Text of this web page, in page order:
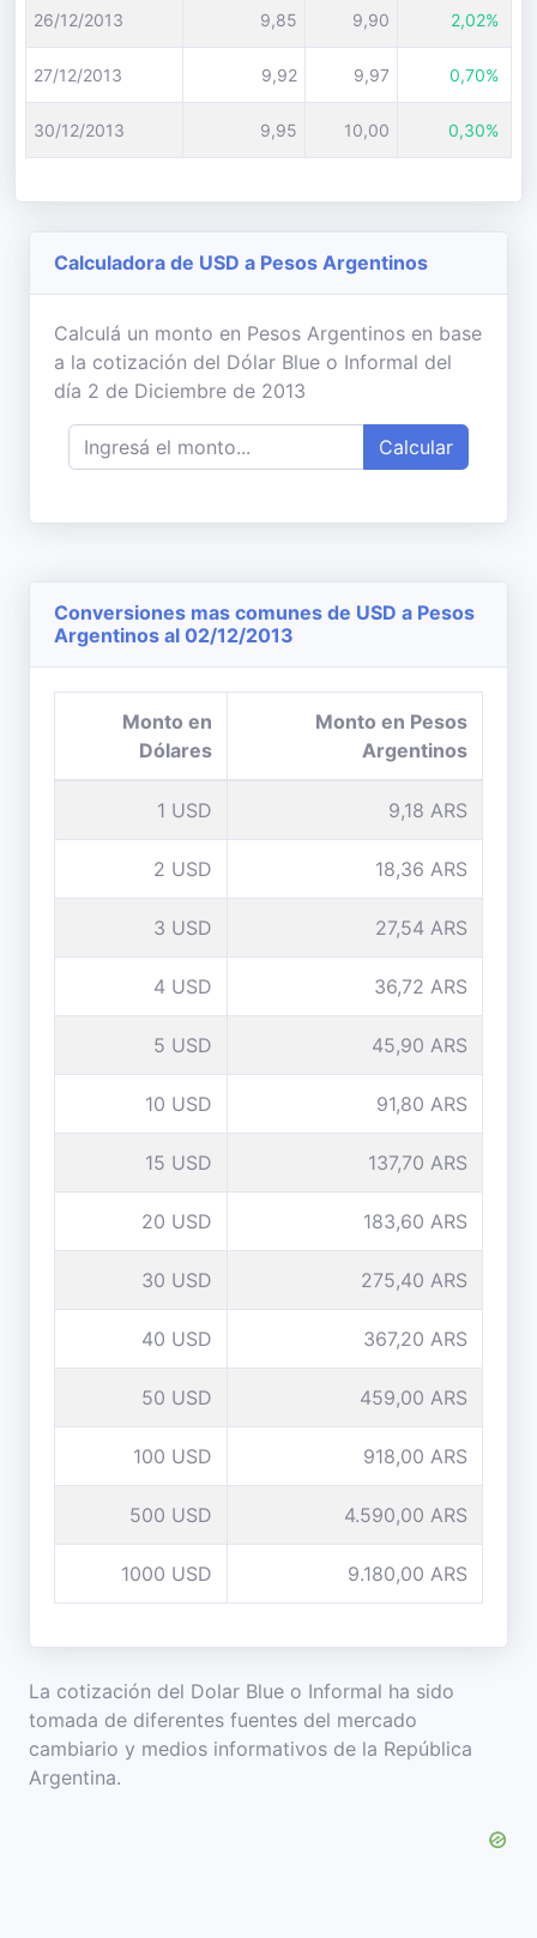
26/12/2013 9,85 9,90 2,02%
27/12/2013 9,92 9,97 0,70%
30/12/2013 9,95 10,00 0,30%
Calculadora de USD a Pesos Argentinos
Calculá un monto en Pesos Argentinos en base
a la cotización del Dólar Blue o Informal del
día 2 de Diciembre de 2013
Calcular
Conversiones mas comunes de USD a Pesos
Argentinos al 02/12/2013
Monto en
Dólares
Monto en Pesos
Argentinos
1 USD 9,18 ARS
2 USD 18,36 ARS
3 USD 27,54 ARS
4 USD 36,72 ARS
5 USD 45,90 ARS
10 USD 91,80 ARS
15 USD 137,70 ARS
20 USD 183,60 ARS
30 USD 275,40 ARS
40 USD 367,20 ARS
50 USD 459,00 ARS
100 USD 918,00 ARS
500 USD 4.590,00 ARS
1000 USD 9.180,00 ARS
La cotización del Dolar Blue o Informal ha sido
tomada de diferentes fuentes del mercado
cambiario y medios informativos de la República
Argentina.